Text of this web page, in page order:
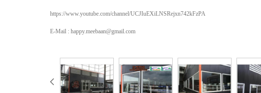
https://www.youtube.com/channel/UCJIuEXiLNSRejxn742kFzPA
E-Mail : happy.meebaan@gmail.com